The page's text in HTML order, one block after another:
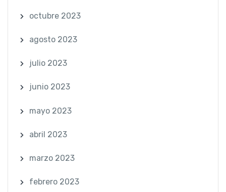
octubre 2023
agosto 2023
julio 2023
junio 2023
mayo 2023
abril 2023
marzo 2023
febrero 2023